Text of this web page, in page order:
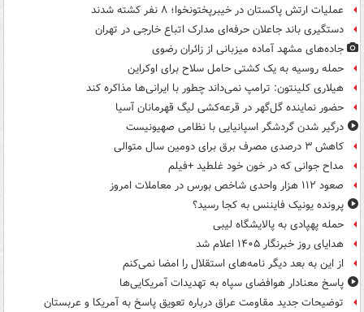
عملیات ارتش پاکستان در خیبرپختونخوا؛ ۸ نفر کشته شدند
دستگیری باند جاعلان حرفه‌ای مدارک اتباع خارجی در تهران
جاده‌های مشهد آماده میزبانی از زائران رضوی
حمله روسیه به یک کشتی حامل سلاح برای اوکراین
هیلاری کلینتون: ترامپ نمی‌داند چطور با ایرانی‌ها مذاکره کند
حضور نماینده گل‌گهر در قرعه‌کشی لیگ قهرمانان آسیا
درگیر شدن گردشگر اسپانیایی با نظامی صهیونیست
کاهش ۳ درصدی مصرف برق برای دومین سال متوالی
مداح جوانی که در خون خود غلطید +فیلم
صعود ۱۱۲ هزار واحدی شاخص بورس در معاملات امروز
پرونده یونیک فایننس به کجا رسید؟
حمله پهپادی به پالایشگاه لیبی
هدایای روز خبرنگار ۱۴۰۵ اعلام شد
از این به بعد دیگر نامه‌های استقلال را امضا نمی‌کنم
پاسخ معنادار هوافضای سپاه به تهدیدات آمریکایی‌ها
توضیحات جدید مقاومت عراق درباره تعویق پاسخ به آمریکا و عربستان